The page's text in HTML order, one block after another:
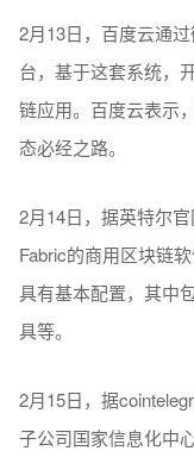
2月13日，百度云通
台，基于这套系统，
链应用。百度云表示
态必经之路。
2月14日，据英特尔
Fabric的商用区块链
具有基本配置，其中
具等。
2月15日，据
子公司国家信息化中